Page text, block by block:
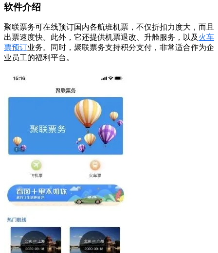
软件介绍
聚联票务可在线预订国内各航班机票，不仅折扣力度大，而且
出票速度快。此外，它还提供机票退改、升舱服务，以及 火车
票预订业务。同时，聚联票务支持积分支付，非常适合作为企
业员工的福利平台。